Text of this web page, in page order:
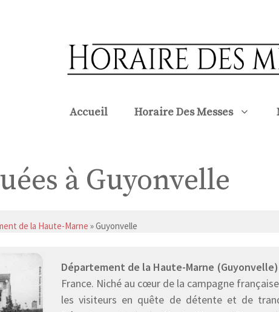
Accueil Horaire Des Messes
à Guyonvelle
de la Haute-Marne » Guyonvelle
Département de la Haute-Marne (Guyonvelle)
France. Niché au cœur de la campagne
les visiteurs en quête de détente et de